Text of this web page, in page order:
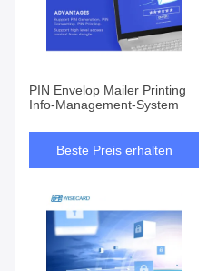
PIN Envelop Mailer Printing
Info-Management-System
Beste Preis erhalten